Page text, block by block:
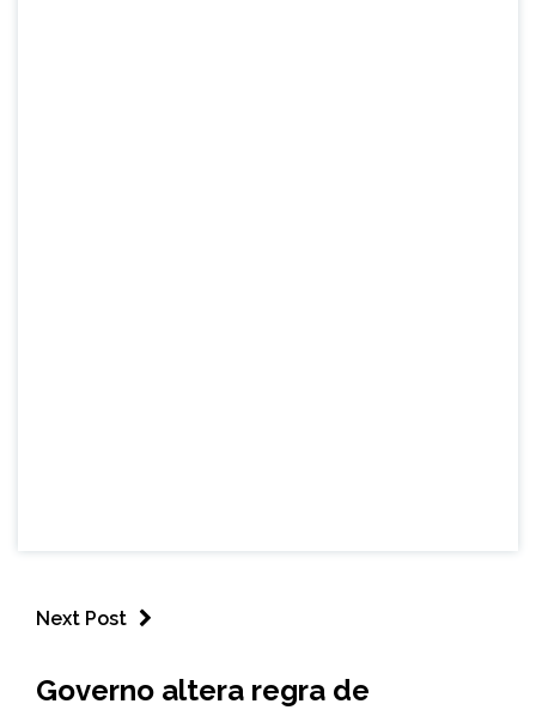
Next Post
NOTÍCIAS
Governo altera regra de